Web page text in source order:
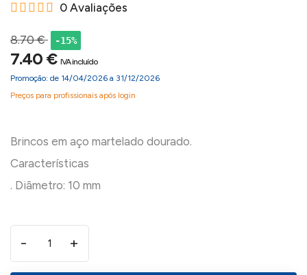
0 Avaliações
8.70 € -15%
7.40 € IVA incluído
Promoção: de 14/04/2026 a 31/12/2026
Preços para profissionais após login
Brincos em aço martelado dourado.
Características
- +